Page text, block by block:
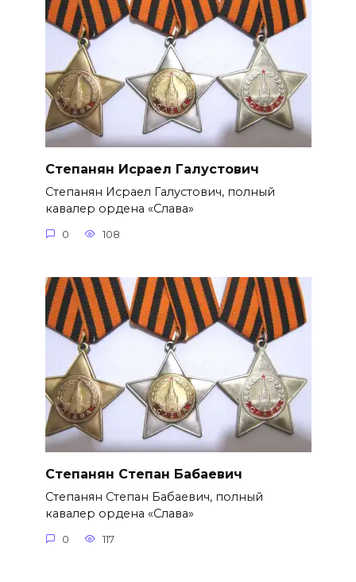
Степанян Исраел Галустович
Степанян Исраел Галустович, полный
кавалер ордена «Слава»
0 108
Степанян Степан Бабаевич
Степанян Степан Бабаевич, полный
кавалер ордена «Слава»
0 117